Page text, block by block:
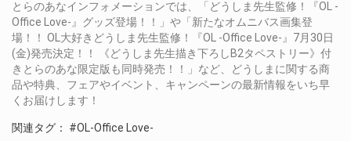
とらのあなインフォメーションでは、「どうしま先生監修！『OL -
Office Love-』グッズ登場！！」や「新たなオムニバス画集登
場！！ OL大好きどうしま先生監修！『OL -Office Love-』7月30日
(金)発売決定！！ 《どうしま先生描き下ろしB2タペストリー》付
きとらのあな限定版も同時発売！！」など、どうしまに関する商
品や特典、フェアやイベント、キャンペーンの最新情報をいち早
くお届けします！
関連タグ： #OL-Office Love-